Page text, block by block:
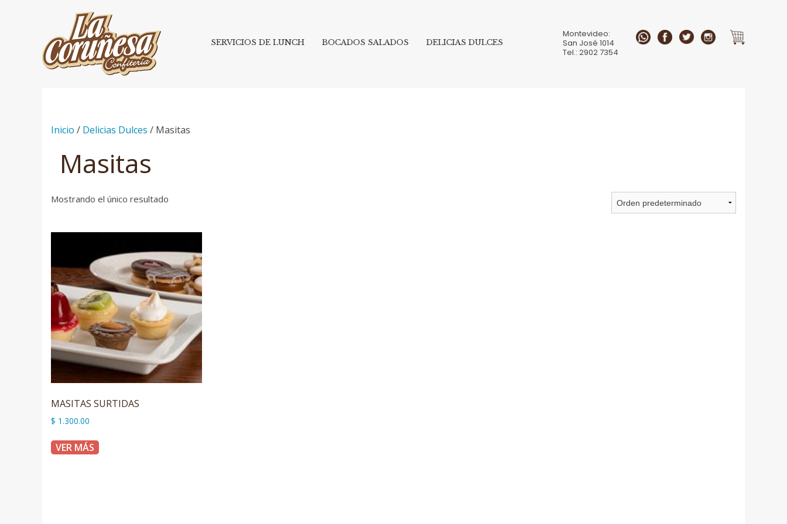
Montevideo:
San José 1014
Tel.: 2902 7354
SERVICIOS DE LUNCH BOCADOS SALADOS DELICIAS DULCES
Inicio / Delicias Dulces / Masitas
Masitas
Mostrando el único resultado
MASITAS SURTIDAS
$ 1.300.00
VER MÁS